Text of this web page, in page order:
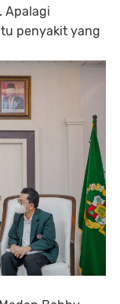
Apalagi
penyakit yang